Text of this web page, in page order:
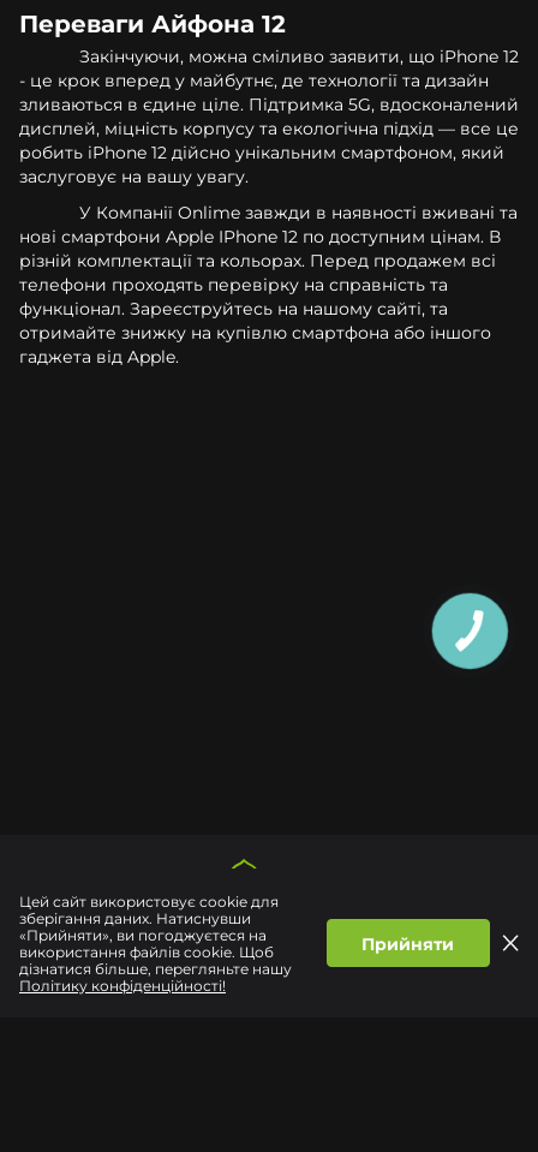
Переваги Айфона 12
Закінчуючи, можна сміливо заявити, що iPhone 12
- це крок вперед у майбутнє, де технології та дизайн
зливаються в єдине ціле. Підтримка 5G, вдосконалений
дисплей, міцність корпусу та екологічна підхід — все це
робить iPhone 12 дійсно унікальним смартфоном, який
заслуговує на вашу увагу.
У Компанії Onlime завжди в наявності вживані та
нові смартфони Apple IPhone 12 по доступним цінам. В
різній комплектації та кольорах. Перед продажем всі
телефони проходять перевірку на справність та
функціонал. Зареєструйтесь на нашому сайті, та
отримайте знижку на купівлю смартфона або іншого
гаджета від Apple.
КАТАЛОГ
ПОСЛУГИ
Цей сайт використовує cookie для
зберігання даних. Натиснувши
«Прийняти», ви погоджуєтеся на
використання файлів cookie. Щоб
дізнатися більше, перегляньте нашу
Політику конфіденційності!
Прийняти